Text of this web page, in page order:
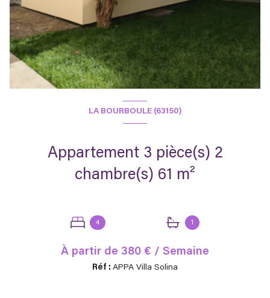
LA BOURBOULE (63150)
Appartement 3 pièce(s) 2
chambre(s) 61 m²
4 1
À partir de 380 € / Semaine
Réf : APPA Villa Solina